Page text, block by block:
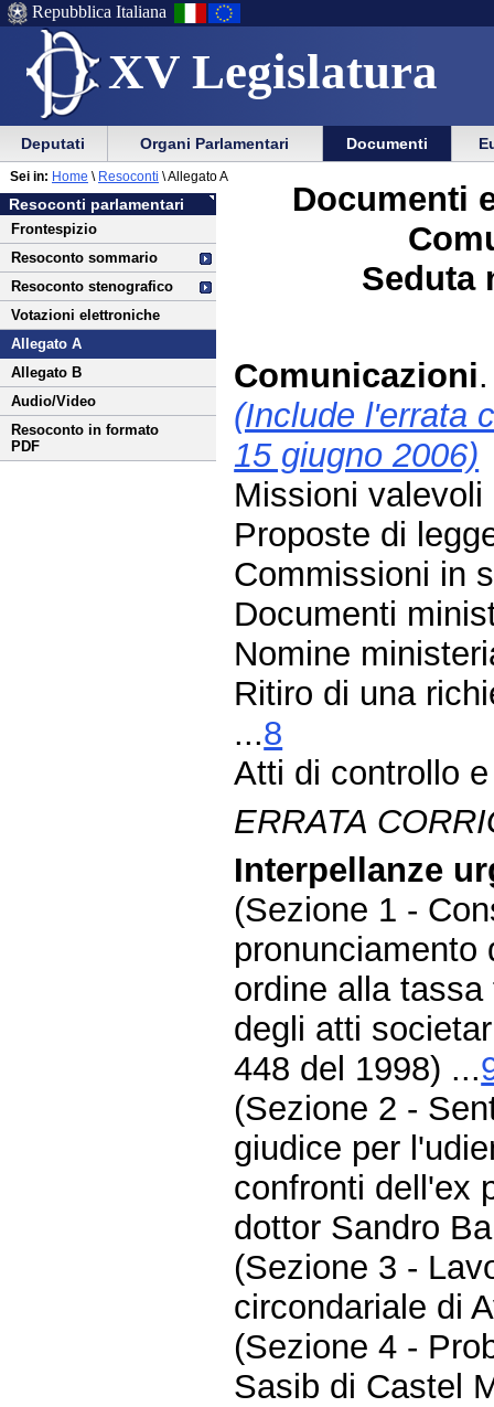
XV Legislatura
Menu
di
ausilio
alla
navigazione
Vai
Menu
di
navigazione
principale
Repubblica Italiana
Menu
di
navigazione
principale
Vai
menu
di
sezione
Deputati Organi Parlamentari Documenti
Vai
al
contenuto
Resoconti parlamentari
Frontespizio
Resoconto sommario
Resoconto stenografico
Votazioni elettroniche
Allegato A
Allegato B
Audio/Video
Resoconto in formato
PDF
Sei in: Home \ Resoconti \ Allegato A
Documenti
Seduta
Comunicazioni
(Include l'errata
15 giugno 2006)
Missioni
Proposte di
Commissioni in
Documenti
Nomine
Ritiro di una
...8
Atti di controllo
ERRATA
Interpellanze
(Sezione 1 -
pronunciamento
ordine alla
degli atti
448 del 1998) ...
(Sezione 2 -
giudice per
confronti dell'ex
dottor Sandro
(Sezione 3 -
circondariale di
(Sezione 4 -
Sasib di Castel